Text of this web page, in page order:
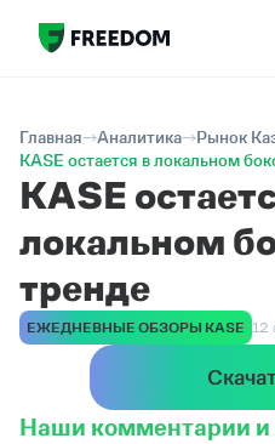
Главная Аналитика
Рынок
KASE остается в локальном
KASE
локальном
тренде
ЕЖЕДНЕВНЫЕ ОБЗОРЫ KASE 12
Наши комментарии и